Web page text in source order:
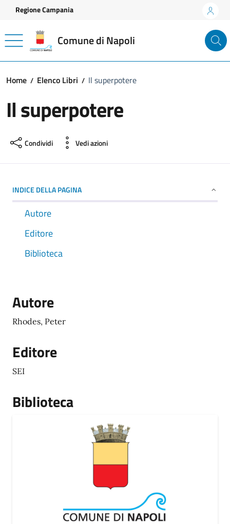
Vai ai contenuti
Vai al footer
Regione Campania
Comune di Napoli
Home Elenco Libri Il superpotere
Il superpotere
Condividi Vedi azioni
INDICE DELLA PAGINA
Autore
Editore
Biblioteca
Autore
Rhodes, Peter
Editore
SEI
Biblioteca